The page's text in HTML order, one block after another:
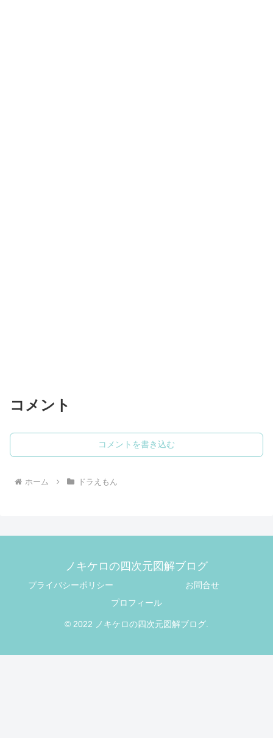
コメント
コメントを書き込む
ホーム ドラえもん
ノキケロの四次元図解ブログ
プライバシーポリシー
お問合せ
プロフィール
© 2022 ノキケロの四次元図解ブログ.